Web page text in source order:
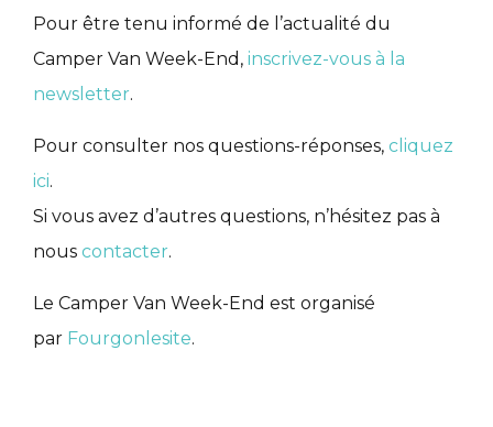
Pour être tenu informé de l’actualité du
Camper Van Week-End, inscrivez-vous à la
newsletter.
Pour consulter nos questions-réponses, cliquez
ici.
Si vous avez d’autres questions, n’hésitez pas à
nous contacter.
Le Camper Van Week-End est organisé
par Fourgonlesite.